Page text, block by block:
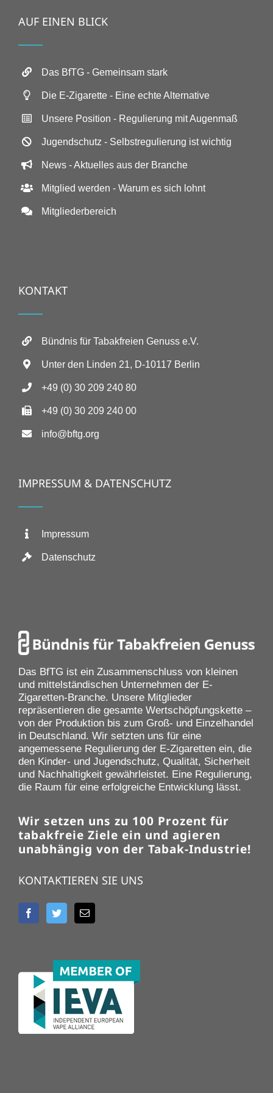
AUF EINEN BLICK
Das BfTG - Gemeinsam stark
Die E-Zigarette - Eine echte Alternative
Unsere Position - Regulierung mit Augenmaß
Jugendschutz - Selbstregulierung ist wichtig
News - Aktuelles aus der Branche
Mitglied werden - Warum es sich lohnt
Mitgliederbereich
KONTAKT
Bündnis für Tabakfreien Genuss e.V.
Unter den Linden 21, D-10117 Berlin
+49 (0) 30 209 240 80
+49 (0) 30 209 240 00
info@bftg.org
IMPRESSUM & DATENSCHUTZ
Impressum
Datenschutz
Das BfTG ist ein Zusammenschluss von kleinen
und mittelständischen Unternehmen der E-
Zigaretten-Branche. Unsere Mitglieder
repräsentieren die gesamte Wertschöpfungskette –
von der Produktion bis zum Groß- und Einzelhandel
in Deutschland. Wir setzten uns für eine
angemessene Regulierung der E-Zigaretten ein, die
den Kinder- und Jugendschutz, Qualität, Sicherheit
und Nachhaltigkeit gewährleistet. Eine Regulierung,
die Raum für eine erfolgreiche Entwicklung lässt.
Wir setzen uns zu 100 Prozent für
tabakfreie Ziele ein und agieren
unabhängig von der Tabak-Industrie!
KONTAKTIEREN SIE UNS